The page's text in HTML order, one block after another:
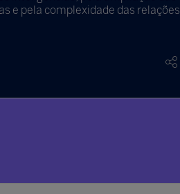
e pela complexidade das relações